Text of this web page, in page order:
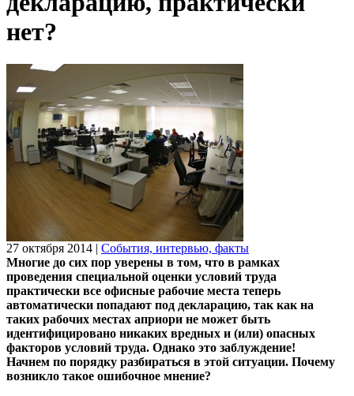
нет?
27 октября 2014 | События, интервью, факты
Многие до сих пор уверены в том, что в рамках
проведения специальной оценки условий труда
практически все офисные рабочие места теперь
автоматически попадают под декларацию, так как на
таких рабочих местах априори не может быть
идентифицировано никаких вредных и (или) опасных
факторов условий труда. Однако это заблуждение!
Начнем по порядку разбираться в этой ситуации. Почему
возникло такое ошибочное мнение?